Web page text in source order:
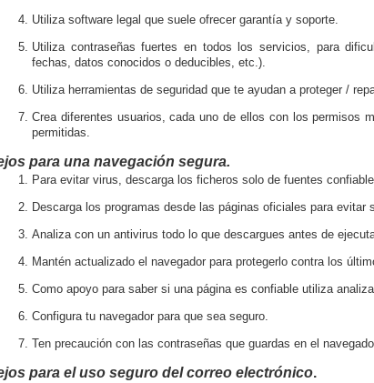
Utiliza software legal que suele ofrecer garantía y soporte.
Utiliza contraseñas fuertes en todos los servicios, para
fechas, datos conocidos o deducibles, etc.).
Utiliza herramientas de seguridad que te ayudan a proteger /
Crea diferentes usuarios, cada uno de ellos con los permisos
permitidas.
para una navegación segura.
Para evitar virus, descarga los ficheros solo de fuentes
Descarga los programas desde las páginas oficiales para evitar
Analiza con un antivirus todo lo que descargues antes de
Mantén actualizado el navegador para protegerlo contra los
Como apoyo para saber si una página es confiable utiliza
Configura tu navegador para que sea seguro.
Ten precaución con las contraseñas que guardas en el
para el uso seguro del correo electrónico.